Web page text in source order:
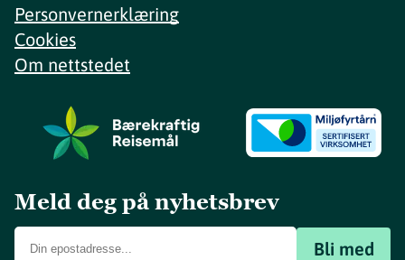
Personvernerklæring
Cookies
Om nettstedet
Meld deg på nyhetsbrev
Bli med